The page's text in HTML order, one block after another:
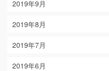
2019年9月
2019年8月
2019年7月
2019年6月